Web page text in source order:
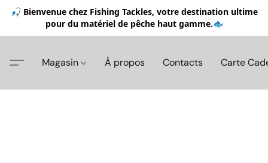
🎣 Bienvenue chez Fishing Tackles, votre destination ultime
pour du matériel de pêche haut gamme.🐟
Magasin À propos Contacts Carte